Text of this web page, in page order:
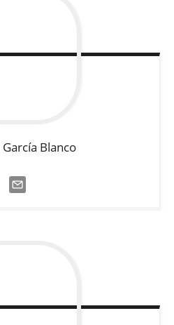
García Blanco